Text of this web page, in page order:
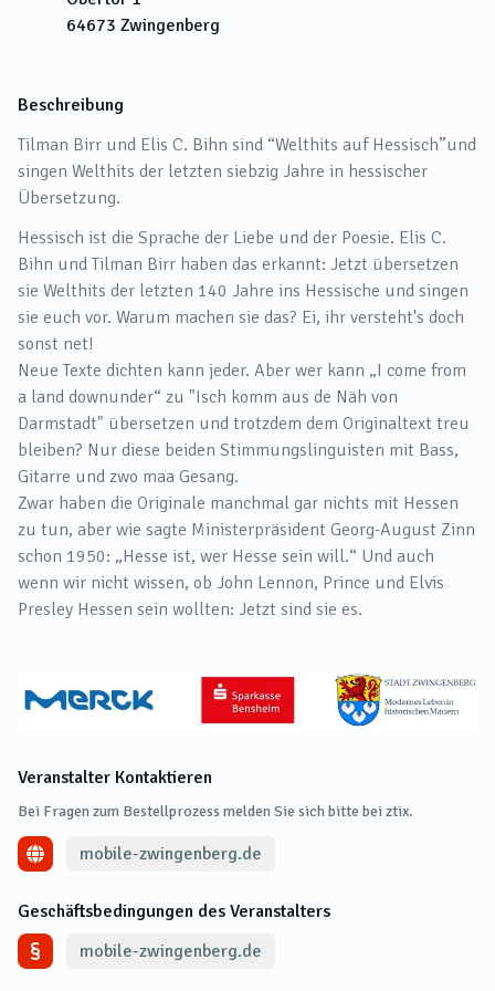
64673 Zwingenberg
Beschreibung
Tilman Birr und Elis C. Bihn sind “Welthits auf Hessisch”und
singen Welthits der letzten siebzig Jahre in hessischer
Übersetzung.
Hessisch ist die Sprache der Liebe und der Poesie. Elis C.
Bihn und Tilman Birr haben das erkannt: Jetzt übersetzen
sie Welthits der letzten 140 Jahre ins Hessische und singen
sie euch vor. Warum machen sie das? Ei, ihr versteht's doch
sonst net!
Neue Texte dichten kann jeder. Aber wer kann „I come from
a land downunder“ zu "Isch komm aus de Näh von
Darmstadt" übersetzen und trotzdem dem Originaltext treu
bleiben? Nur diese beiden Stimmungslinguisten mit Bass,
Gitarre und zwo maa Gesang.
Zwar haben die Originale manchmal gar nichts mit Hessen
zu tun, aber wie sagte Ministerpräsident Georg-August Zinn
schon 1950: „Hesse ist, wer Hesse sein will.“ Und auch
wenn wir nicht wissen, ob John Lennon, Prince und Elvis
Presley Hessen sein wollten: Jetzt sind sie es.
Veranstalter Kontaktieren
Bei Fragen zum Bestellprozess melden Sie sich bitte bei ztix.
mobile-zwingenberg.de
Geschäftsbedingungen des Veranstalters
mobile-zwingenberg.de